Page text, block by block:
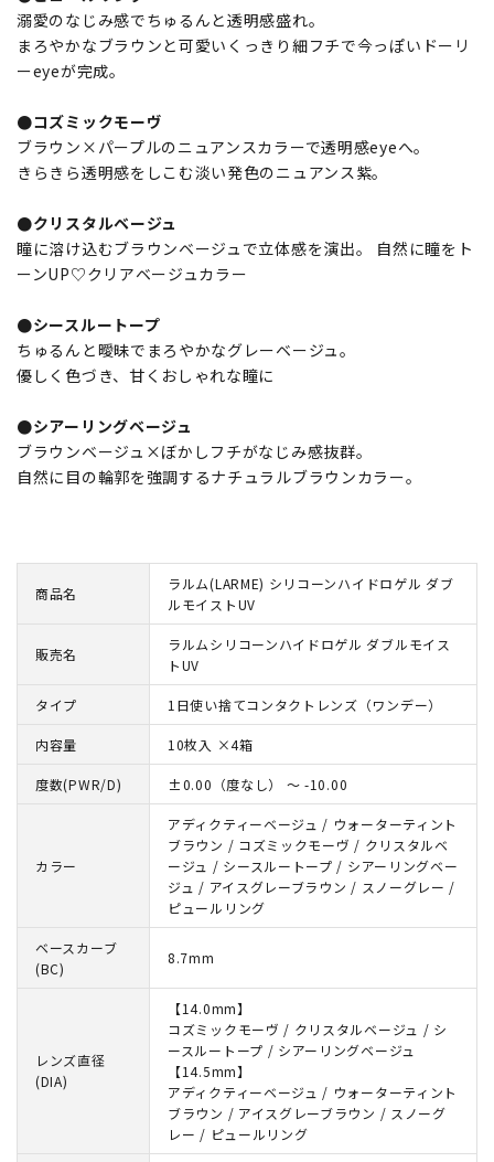
溺愛のなじみ感でちゅるんと透明感盛れ。
まろやかなブラウンと可愛いくっきり細フチで今っぽいドーリ
ーeyeが完成。
●コズミックモーヴ
ブラウン×パープルのニュアンスカラーで透明感eyeへ。
きらきら透明感をしこむ淡い発色のニュアンス紫。
●クリスタルベージュ
瞳に溶け込むブラウンベージュで立体感を演出。 自然に瞳をト
ーンUP♡クリアベージュカラー
●シースルートープ
ちゅるんと曖昧でまろやかなグレーベージュ。
優しく色づき、甘くおしゃれな瞳に
●シアーリングベージュ
ブラウンベージュ×ぼかしフチがなじみ感抜群。
自然に目の輪郭を強調するナチュラルブラウンカラー。
商品名
ラルム(LARME) シリコーンハイドロゲル ダブ
ルモイストUV
販売名
ラルムシリコーンハイドロゲル ダブルモイス
トUV
タイプ 1日使い捨てコンタクトレンズ（ワンデー）
内容量 10枚入 ×4箱
度数(PWR/D) ±0.00（度なし） ～ -10.00
カラー
アディクティーベージュ / ウォーターティント
ブラウン / コズミックモーヴ / クリスタルベ
ージュ / シースルートープ / シアーリングベー
ジュ / アイスグレーブラウン / スノーグレー /
ピュールリング
ベースカーブ
(BC)
8.7mm
レンズ直径
(DIA)
【14.0mm】
コズミックモーヴ / クリスタルベージュ / シ
ースルートープ / シアーリングベージュ
【14.5mm】
アディクティーベージュ / ウォーターティント
ブラウン / アイスグレーブラウン / スノーグ
レー / ピュールリング